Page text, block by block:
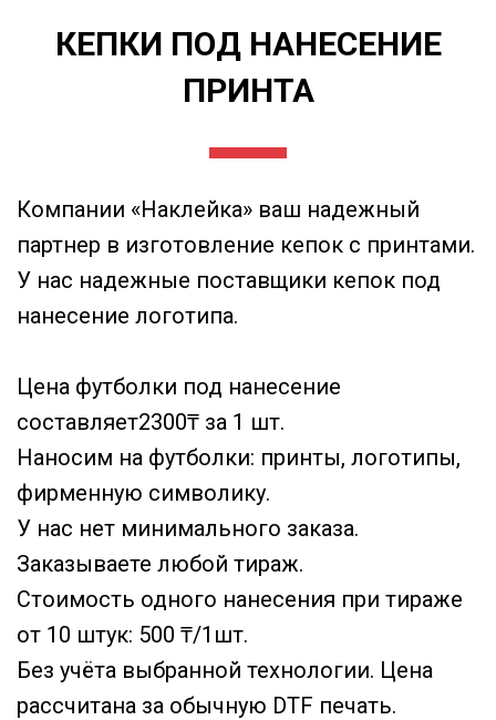
КЕПКИ ПОД НАНЕСЕНИЕ
ПРИНТА
Компании «Наклейка» ваш надежный
партнер в изготовление кепок с принтами.
У нас надежные поставщики кепок под
нанесение логотипа.
Цена футболки под нанесение
составляет2300₸ за 1 шт.
Наносим на футболки: принты, логотипы,
фирменную символику.
У нас нет минимального заказа.
Заказываете любой тираж.
Стоимость одного нанесения при тираже
от 10 штук: 500 ₸/1шт.
Без учёта выбранной технологии. Цена
рассчитана за обычную DTF печать.